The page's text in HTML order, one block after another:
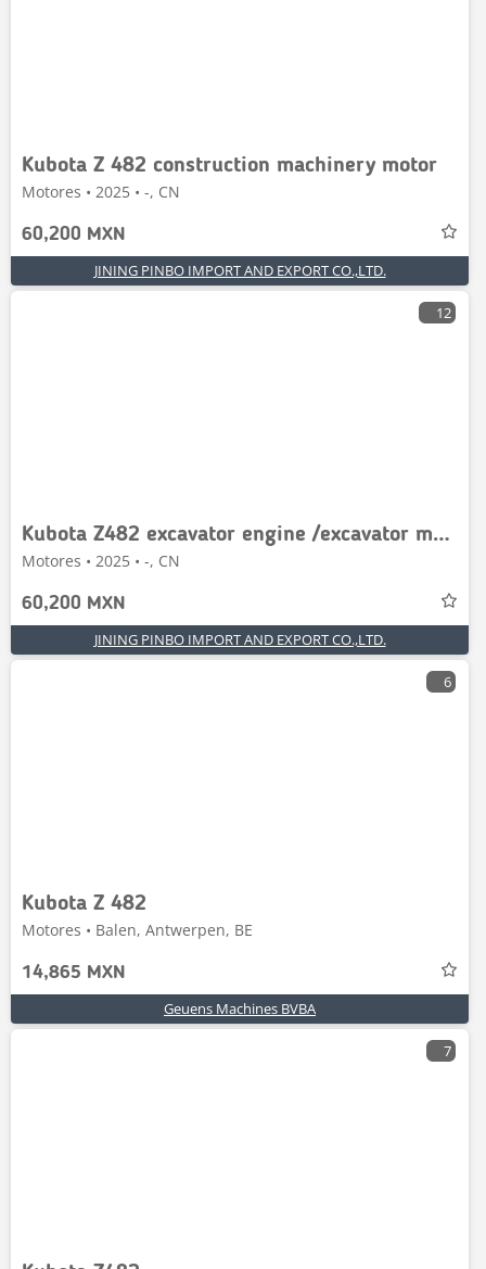
Kubota Z 482 construction machinery motor
Motores • 2025 • -, CN
60,200 MXN
JINING PINBO IMPORT AND EXPORT CO.,LTD.
12
Kubota Z482 excavator engine /excavator motor
Motores • 2025 • -, CN
60,200 MXN
JINING PINBO IMPORT AND EXPORT CO.,LTD.
6
Kubota Z 482
Motores • Balen, Antwerpen, BE
14,865 MXN
Geuens Machines BVBA
7